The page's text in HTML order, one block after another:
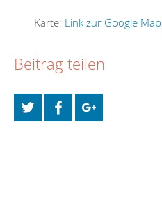
Karte: Link zur Google
Beitrag teilen